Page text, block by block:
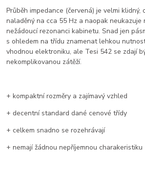
Průběh impedance (červená) je velmi
naladěný na cca 55 Hz a naopak neukazuje
nežádoucí rezonanci kabinetu. Snad jen
s ohledem na třídu znamenat lehkou
vhodnou elektroniku, ale Tesi 542 se zdají
nekomplikovanou zátěží.
+ kompaktní rozměry a zajímavý vzhled
+ decentní standard dané cenové třídy
+ celkem snadno se rozehrávají
+ nemají žádnou nepříjemnou charakeristiku